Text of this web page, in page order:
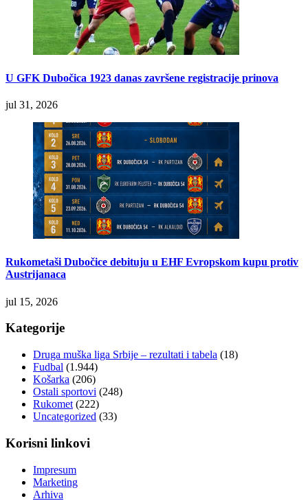
U GFK Dubočica 1923 danas završene registracije prinova
jul 31, 2026
Rukometaši Dubočice debituju u EHF Evropskom kupu protiv
Austrijanaca
jul 15, 2026
Kategorije
Druga muška liga Srbije – rezultati i tabela (18)
Fudbal (1.944)
Košarka (206)
Ostali sportovi (248)
Rukomet (222)
Uncategorized (33)
Korisni linkovi
Impresum
Marketing
Arhiva